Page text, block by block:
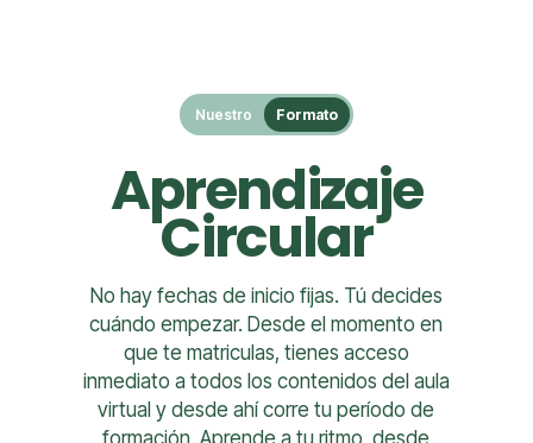
Nuestro Formato
Aprendizaje
Circular
No hay fechas de inicio fijas. Tú decides
cuándo empezar. Desde el momento en
que te matriculas, tienes acceso
inmediato a todos los contenidos del aula
virtual y desde ahí corre tu período de